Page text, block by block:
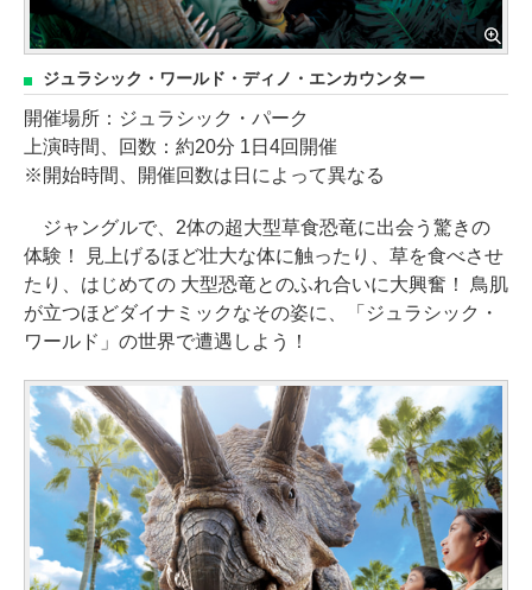
ジュラシック・ワールド・ディノ・エンカウンター
開催場所：ジュラシック・パーク
上演時間、回数：約20分 1日4回開催
※開始時間、開催回数は日によって異なる
ジャングルで、2体の超大型草食恐竜に出会う驚きの
体験！ 見上げるほど壮大な体に触ったり、草を食べさせ
たり、はじめての 大型恐竜とのふれ合いに大興奮！ 鳥肌
が立つほどダイナミックなその姿に、「ジュラシック・
ワールド」の世界で遭遇しよう！